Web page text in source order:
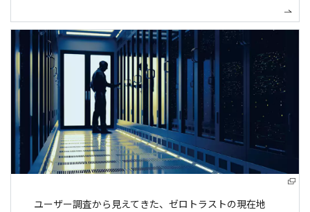
ユーザー調査から見えてきた、ゼロトラストの現在地